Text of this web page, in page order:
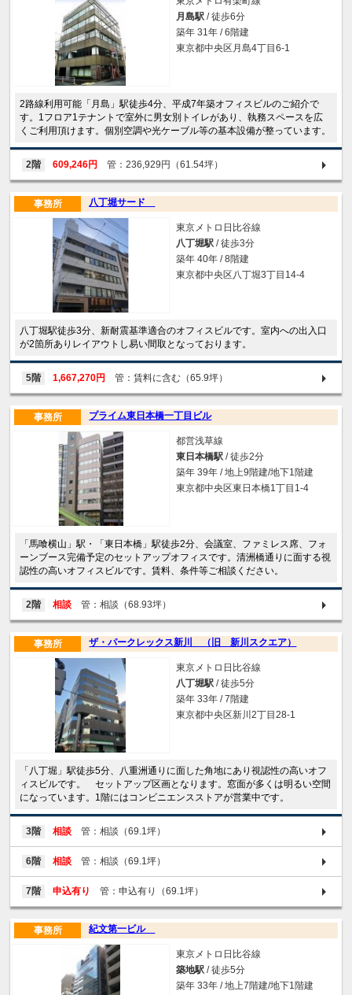
月島駅 / 徒歩6分
築年 31年 / 6階建
東京都中央区月島4丁目6-1
2路線利用可能「月島」駅徒歩4分、平成7年築オフィスビルのご紹介で
す。1フロア1テナントで室外に男女別トイレがあり、執務スペースを広
くご利用頂けます。個別空調や光ケーブル等の基本設備が整っています。
2階 609,246円 管：236,929円（61.54坪）
八丁堀サード
事務所
東京メトロ日比谷線
八丁堀駅 / 徒歩3分
築年 40年 / 8階建
東京都中央区八丁堀3丁目14-4
八丁堀駅徒歩3分、新耐震基準適合のオフィスビルです。室内への出入口
が2箇所ありレイアウトし易い間取となっております。
5階 1,667,270円 管：賃料に含む（65.9坪）
プライム東日本橋一丁目ビル
事務所
都営浅草線
東日本橋駅 / 徒歩2分
築年 39年 / 地上9階建/地下1階建
東京都中央区東日本橋1丁目1-4
「馬喰横山」駅・「東日本橋」駅徒歩2分、会議室、ファミレス席、フォ
ーンブース完備予定のセットアップオフィスです。清洲橋通りに面する視
認性の高いオフィスビルです。賃料、条件等ご相談ください。
2階 相談 管：相談（68.93坪）
ザ・パークレックス新川 （旧 新川スクエア）
事務所
東京メトロ日比谷線
八丁堀駅 / 徒歩5分
築年 33年 / 7階建
東京都中央区新川2丁目28-1
「八丁堀」駅徒歩5分、八重洲通りに面した角地にあり視認性の高いオフ
ィスビルです。 セットアップ区画となります。窓面が多くは明るい空間
になっています。1階にはコンビニエンスストアが営業中です。
3階 相談 管：相談（69.1坪）
6階 相談 管：相談（69.1坪）
7階 申込有り 管：申込有り（69.1坪）
紀文第一ビル
事務所
東京メトロ日比谷線
築地駅 / 徒歩5分
築年 33年 / 地上7階建/地下1階建